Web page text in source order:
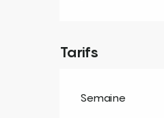
Tarifs
Semaine